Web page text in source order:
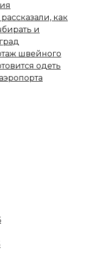
как
и
швейного
одеть